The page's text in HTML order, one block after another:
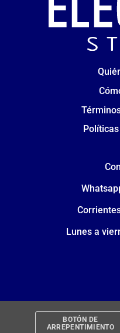
Lunes a
BOTÓN DE
ARREPENTIMIENTO